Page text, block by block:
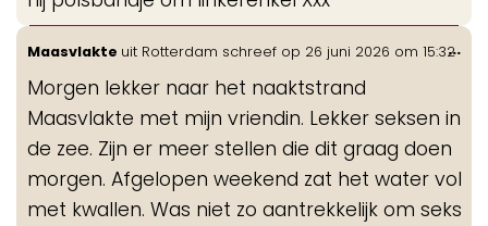
Maasvlakte uit Rotterdam schreef op 26 juni 2026 om 15:32
Morgen lekker naar het naaktstrand
Maasvlakte met mijn vriendin. Lekker seksen in
de zee. Zijn er meer stellen die dit graag doen
morgen. Afgelopen weekend zat het water vol
met kwallen. Was niet zo aantrekkelijk om seks
...